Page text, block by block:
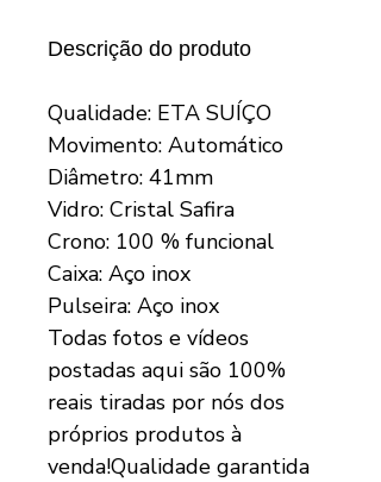
Descrição do produto
Qualidade: ETA SUÍÇO
Movimento: Automático
Diâmetro: 41mm
Vidro: Cristal Safira
Crono: 100 % funcional
Caixa: Aço inox
Pulseira: Aço inox
Todas fotos e vídeos
postadas aqui são 100%
reais tiradas por nós dos
próprios produtos à
venda!Qualidade garantida